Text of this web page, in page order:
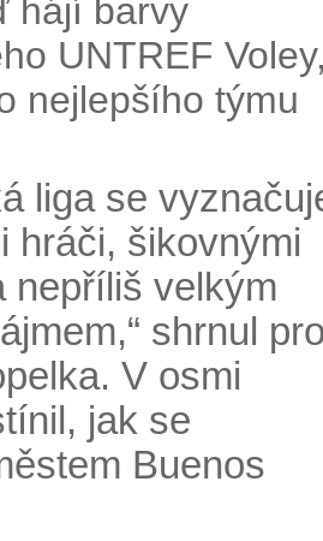
hájí barvy
UNTREF
nejlepšího týmu
liga se
hráči, šikovnými
nepříliš velkým
shrnul
V osmi
jak se
Buenos